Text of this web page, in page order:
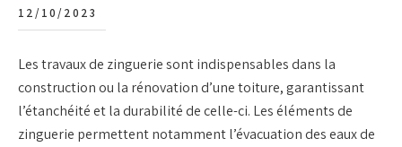
12/10/2023
Les travaux de zinguerie sont indispensables dans la
construction ou la rénovation d’une toiture, garantissant
l’étanchéité et la durabilité de celle-ci. Les éléments de
zinguerie permettent notamment l’évacuation des eaux de